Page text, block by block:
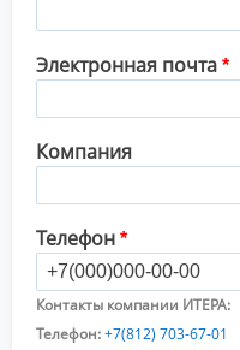
Электронная почта
Компания
Телефон
Контакты компании ИТЕРА:
Телефон:+7(812) 703-67-01